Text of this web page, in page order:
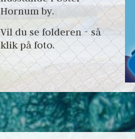
Hornum by.
Vil du se folderen - så
klik på foto.